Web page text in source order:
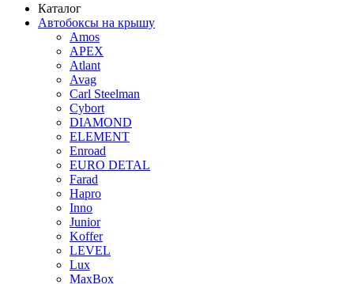
Каталог
Автобоксы на крышу
Amos
APEX
Atlant
Avag
Carl Steelman
Cybort
DIAMOND
ELEMENT
Enroad
EURO DETAL
Farad
Hapro
Inno
Junior
Koffer
LEVEL
Lux
MaxBox